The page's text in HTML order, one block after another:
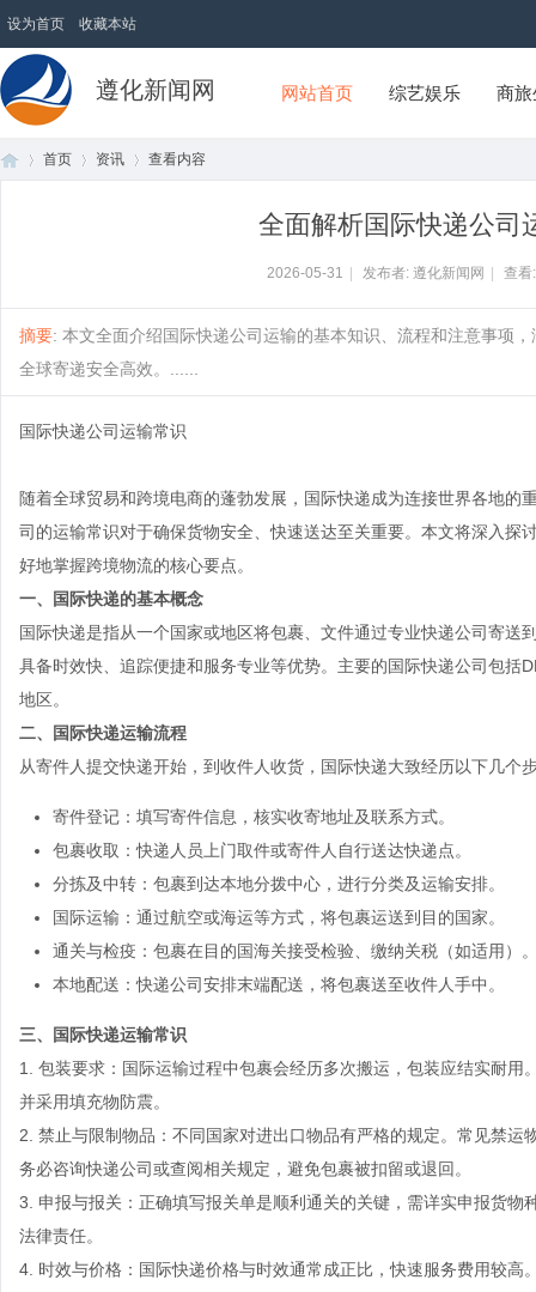
设为首页 收藏本站
遵化新闻网 网站首页 综艺娱乐 商
首页 资讯 查看内容
全面解析国际快递公司
2026-05-31 发布者: 遵化新闻网 查
摘要: 本文全面介绍国际快递公司运输的基本知识、流程和注意事项
全球寄递安全高效。......
国际快递公司运输常识
随着全球贸易和跨境电商的蓬勃发展，国际快递成为连接世界各地
司的运输常识对于确保货物安全、快速送达至关重要。本文将深入探
好地掌握跨境物流的核心要点。
一、国际快递的基本概念
国际快递是指从一个国家或地区将包裹、文件通过专业快递公司寄
具备时效快、追踪便捷和服务专业等优势。主要的国际快递公司包
地区。
二、国际快递运输流程
从寄件人提交快递开始，到收件人收货，国际快递大致经历以下几个
寄件登记：填写寄件信息，核实收寄地址及联系方式。
包裹收取：快递人员上门取件或寄件人自行送达快递点。
分拣及中转：包裹到达本地分拨中心，进行分类及运输安排。
国际运输：通过航空或海运等方式，将包裹运送到目的国家。
通关与检疫：包裹在目的国海关接受检验、缴纳关税（如适用）
本地配送：快递公司安排末端配送，将包裹送至收件人手中。
三、国际快递运输常识
1. 包装要求： 国际运输过程中包裹会经历多次搬运，包装应结实耐
并采用填充物防震。
2. 禁止与限制物品： 不同国家对进出口物品有严格的规定。常见禁运
务必咨询快递公司或查阅相关规定，避免包裹被扣留或退回。
3. 申报与报关： 正确填写报关单是顺利通关的关键，需详实申报货
法律责任。
4. 时效与价格： 国际快递价格与时效通常成正比，快速服务费用较高